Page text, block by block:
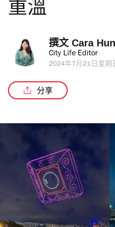
重溫
撰文 Cara
City Life Editor
2024年7月21日星期
分享